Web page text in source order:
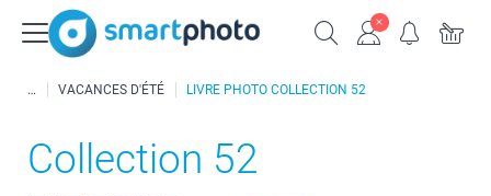
VACANCES D'ÉTÉ LIVRE PHOTO COLLECTION 52
Collection 52